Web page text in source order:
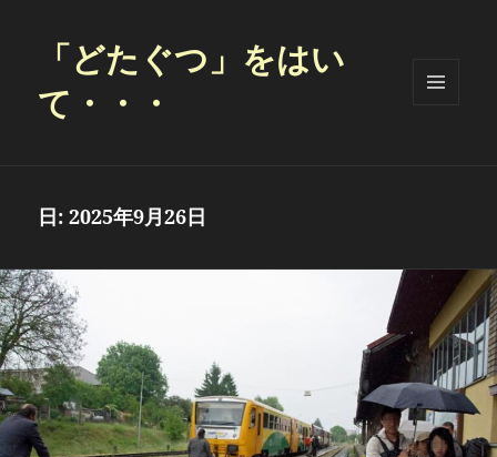
「どたぐつ」をはい
て・・・
日:2025年9月26日